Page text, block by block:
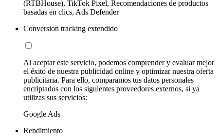
(RTBHouse), TikTok Pixel, Recomendaciones de productos
basadas en clics, Ads Defender
Conversion tracking extendido
Al aceptar este servicio, podemos comprender y evaluar mejor
el éxito de nuestra publicidad online y optimizar nuestra oferta
publicitaria. Para ello, comparamos tus datos personales
encriptados con los siguientes proveedores externos, si ya
utilizas sus servicios:
Google Ads
Rendimiento